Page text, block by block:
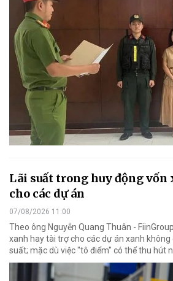
Lãi suất trong huy động
cho các dự án
07/08/2026 11:00
Theo ông Nguyễn Quang Thuân -
xanh hay tài trợ cho các dự án xanh không
suất; mặc dù việc "tô điểm" có thể thu hút